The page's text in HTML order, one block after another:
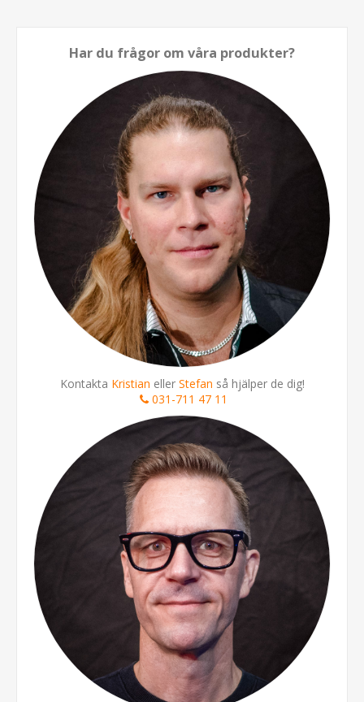
Har du frågor om våra produkter?
Kontakta Kristian eller Stefan så hjälper de dig!
031-711 47 11